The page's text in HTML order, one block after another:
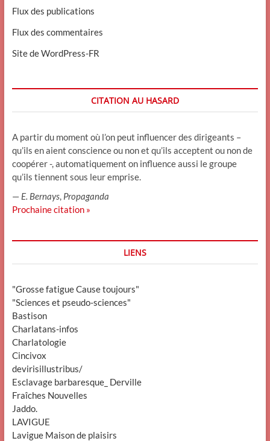
Flux des publications
Flux des commentaires
Site de WordPress-FR
CITATION AU HASARD
A partir du moment où l’on peut influencer des dirigeants –
qu’ils en aient conscience ou non et qu’ils acceptent ou non de
coopérer -, automatiquement on influence aussi le groupe
qu’ils tiennent sous leur emprise.
— E. Bernays, Propaganda
Prochaine citation »
LIENS
"Grosse fatigue Cause toujours"
"Sciences et pseudo-sciences"
Bastison
Charlatans-infos
Charlatologie
Cincivox
devirisillustribus/
Esclavage barbaresque_ Derville
Fraîches Nouvelles
Jaddo.
LAVIGUE
Lavigue Maison de plaisirs